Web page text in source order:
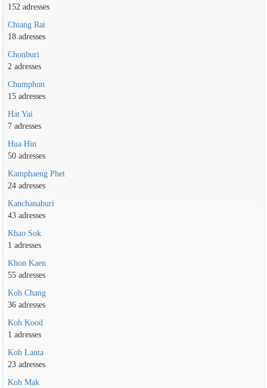
152 adresses
Chiang Rai
18 adresses
Chonburi
2 adresses
Chumphon
15 adresses
Hat Yai
7 adresses
Hua Hin
50 adresses
Kamphaeng Phet
24 adresses
Kanchanaburi
43 adresses
Khao Sok
1 adresses
Khon Kaen
55 adresses
Koh Chang
36 adresses
Koh Kood
1 adresses
Koh Lanta
23 adresses
Koh Mak